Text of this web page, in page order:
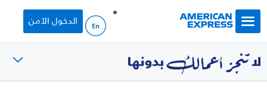
Skip to main content
الدخول الآمن